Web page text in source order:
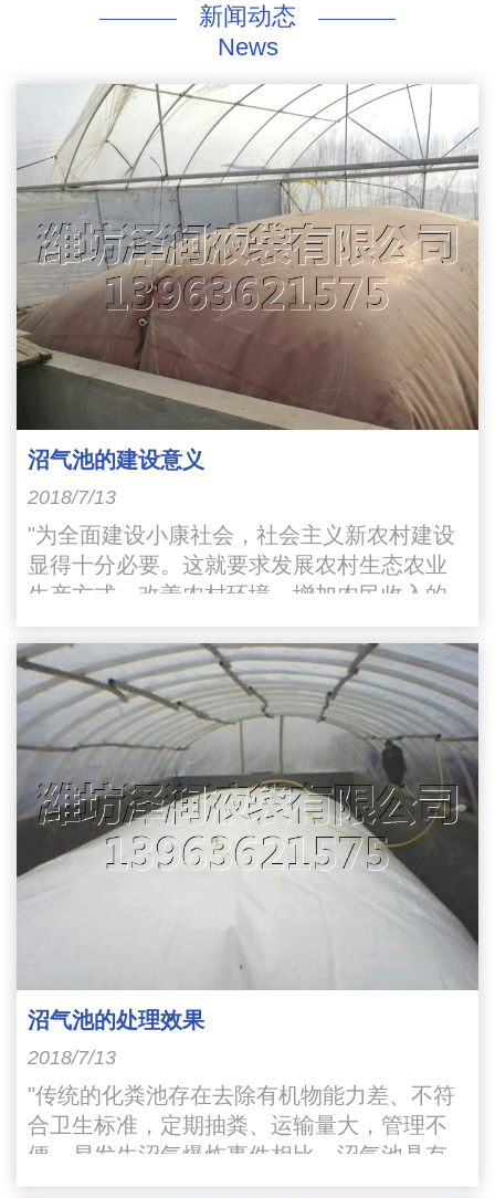
新闻动态
News
沼气池的建设意义
2018/7/13
"为全面建设小康社会，社会主义新农村建设
显得十分必要。这就要求发展农村生态农业
生产方式，改善农村环境，增加农民收入的
宏伟目标。其中综合利用沼气池就是改变农
村环境的一个重要途径"
沼气池的处理效果
2018/7/13
"传统的化粪池存在去除有机物能力差、不符
合卫生标准，定期抽粪、运输量大，管理不
便、易发生沼气爆炸事件相比，沼气池具有
以下有优越性：一是有机物去除率高，COD